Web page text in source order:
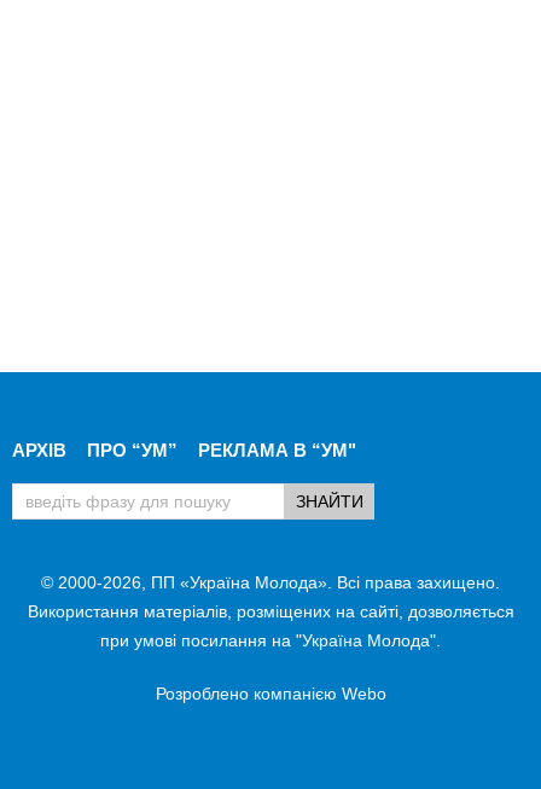
АРХІВ ПРО “УМ” РЕКЛАМА В “УМ"
© 2000-2026, ПП «Україна Молода». Всі права захищено.
Використання матеріалів, розміщених на сайті, дозволяється
при умові посилання на "Україна Молода".
Розроблено компанією Webo